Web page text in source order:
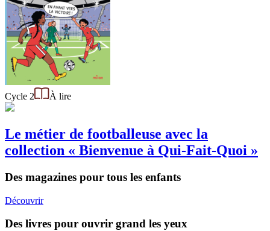
Cycle 2 À lire
Le métier de footballeuse avec la
collection « Bienvenue à Qui-Fait-Quoi »
Des magazines pour tous les enfants
Découvrir
Des livres pour ouvrir grand les yeux